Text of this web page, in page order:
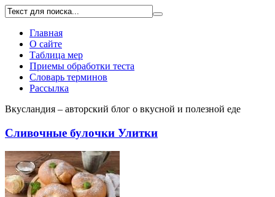
Главная
О сайте
Таблица мер
Приемы обработки теста
Словарь терминов
Рассылка
Вкусландия – авторский блог о вкусной и полезной еде
Сливочные булочки Улитки